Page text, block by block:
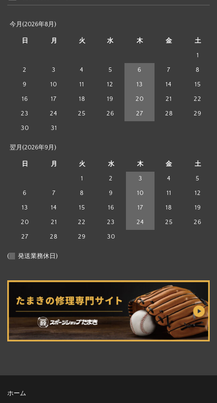
今月(2026年8月)
日 月 火 水 木 金 土
1
2 3 4 5 6 7 8
9 10 11 12 13 14 15
16 17 18 19 20 21 22
23 24 25 26 27 28 29
30 31
翌月(2026年9月)
日 月 火 水 木 金 土
1 2 3 4 5
6 7 8 9 10 11 12
13 14 15 16 17 18 19
20 21 22 23 24 25 26
27 28 29 30
( 発送業務休日)
ホーム